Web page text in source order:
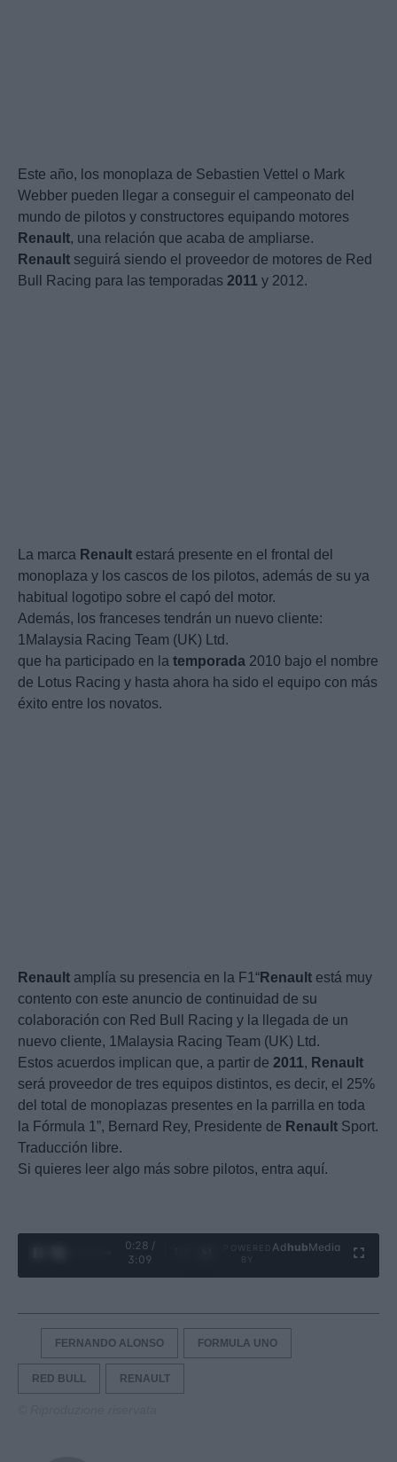
Este año, los monoplaza de Sebastien Vettel o Mark
Webber pueden llegar a conseguir el campeonato del
mundo de pilotos y constructores equipando motores
Renault, una relación que acaba de ampliarse.
Renault seguirá siendo el proveedor de motores de Red
Bull Racing para las temporadas 2011 y 2012.
La marca Renault estará presente en el frontal del
monoplaza y los cascos de los pilotos, además de su ya
habitual logotipo sobre el capó del motor.
Además, los franceses tendrán un nuevo cliente:
1Malaysia Racing Team (UK) Ltd.
que ha participado en la temporada 2010 bajo el nombre
de Lotus Racing y hasta ahora ha sido el equipo con más
éxito entre los novatos.
Renault amplía su presencia en la F1“Renault está muy
contento con este anuncio de continuidad de su
colaboración con Red Bull Racing y la llegada de un
nuevo cliente, 1Malaysia Racing Team (UK) Ltd.
Estos acuerdos implican que, a partir de 2011, Renault
será proveedor de tres equipos distintos, es decir, el 25%
del total de monoplazas presentes en la parrilla en toda
la Fórmula 1”, Bernard Rey, Presidente de Renault Sport.
Traducción libre.
Si quieres leer algo más sobre pilotos, entra aquí.
0:29 /
3:09
Ad hubMedia
FERNANDO ALONSO FORMULA UNO
RED BULL RENAULT